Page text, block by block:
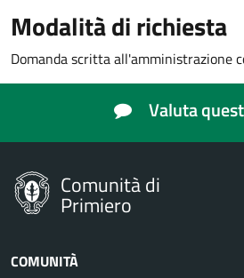
Modalità di richiesta
Domanda scritta all'amministrazione
Valuta
Comunità di
Primiero
COMUNITÀ